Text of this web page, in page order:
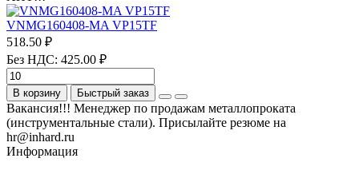
VNMG160408-MA VP15TF
518.50 ₽
Без НДС: 425.00 ₽
В корзину Быстрый заказ
Вакансия!!! Менеджер по продажам металлопроката
(инструментальные стали). Присылайте резюме на
hr@inhard.ru
Информация